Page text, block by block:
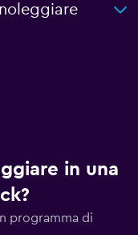
in una
programma di